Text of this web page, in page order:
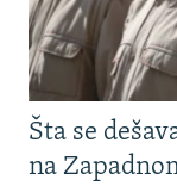
Šta se
na